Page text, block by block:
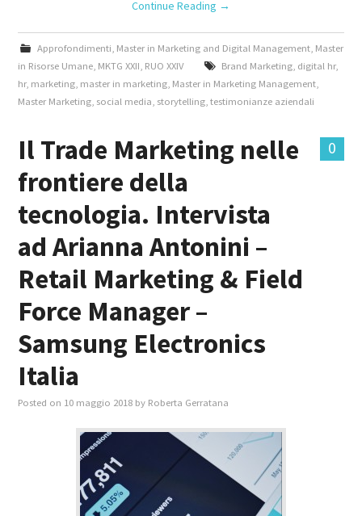
Continue Reading →
Approfondimenti Master in Marketing and Digital Management, Master
in Risorse Umane MKTG XXII RUO XXIV Brand Marketing, digital hr,
hr, marketing master in marketing Master in Marketing Management
Master Marketing social media storytelling ,testimonianze aziendali
0
Il Trade Marketing nelle
frontiere della
tecnologia. Intervista
ad Arianna Antonini –
Retail Marketing & Field
Force Manager –
Samsung Electronics
Italia
Posted on 10 maggio 2018 by Roberta Gerratana